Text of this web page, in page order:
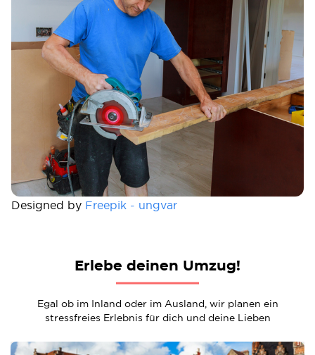
Designed by Freepik - ungvar
Erlebe deinen Umzug!
Egal ob im Inland oder im Ausland, wir planen ein
stressfreies Erlebnis für dich und deine Lieben